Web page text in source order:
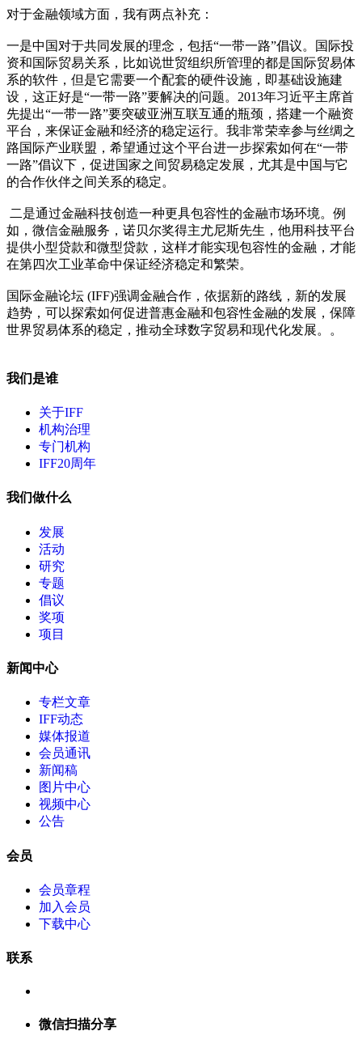
对于金融领域方面，我有两点补充：
一是中国对于共同发展的理念，包括“一带一路”倡议。国际投
资和国际贸易关系，比如说世贸组织所管理的都是国际贸易体
系的软件，但是它需要一个配套的硬件设施，即基础设施建
设，这正好是“一带一路”要解决的问题。2013年习近平主席首
先提出“一带一路”要突破亚洲互联互通的瓶颈，搭建一个融资
平台，来保证金融和经济的稳定运行。我非常荣幸参与丝绸之
路国际产业联盟，希望通过这个平台进一步探索如何在“一带
一路”倡议下，促进国家之间贸易稳定发展，尤其是中国与它
的合作伙伴之间关系的稳定。
二是通过金融科技创造一种更具包容性的金融市场环境。例
如，微信金融服务，诺贝尔奖得主尤尼斯先生，他用科技平台
提供小型贷款和微型贷款，这样才能实现包容性的金融，才能
在第四次工业革命中保证经济稳定和繁荣。
国际金融论坛 (IFF)强调金融合作，依据新的路线，新的发展
趋势，可以探索如何促进普惠金融和包容性金融的发展，保障
世界贸易体系的稳定，推动全球数字贸易和现代化发展。。
我们是谁
关于IFF
机构治理
专门机构
IFF20周年
我们做什么
发展
活动
研究
专题
倡议
奖项
项目
新闻中心
专栏文章
IFF动态
媒体报道
会员通讯
新闻稿
图片中心
视频中心
公告
会员
会员章程
加入会员
下载中心
联系
微信扫描分享